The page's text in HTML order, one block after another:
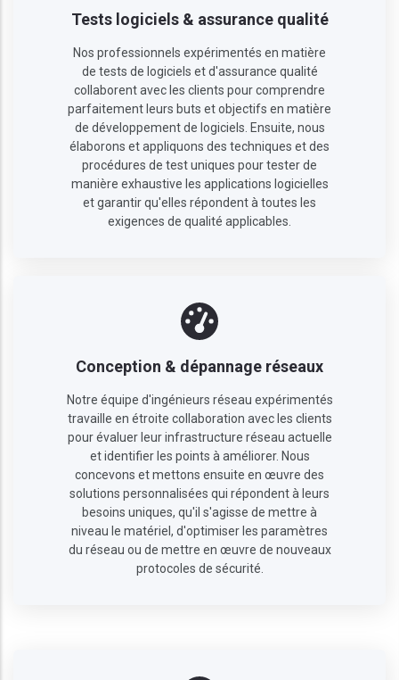
Tests logiciels & assurance qualité
Nos professionnels expérimentés en matière
de tests de logiciels et d'assurance qualité
collaborent avec les clients pour comprendre
parfaitement leurs buts et objectifs en matière
de développement de logiciels. Ensuite, nous
élaborons et appliquons des techniques et des
procédures de test uniques pour tester de
manière exhaustive les applications logicielles
et garantir qu'elles répondent à toutes les
exigences de qualité applicables.
Conception & dépannage réseaux
Notre équipe d'ingénieurs réseau expérimentés
travaille en étroite collaboration avec les clients
pour évaluer leur infrastructure réseau actuelle
et identifier les points à améliorer. Nous
concevons et mettons ensuite en œuvre des
solutions personnalisées qui répondent à leurs
besoins uniques, qu'il s'agisse de mettre à
niveau le matériel, d'optimiser les paramètres
du réseau ou de mettre en œuvre de nouveaux
protocoles de sécurité.